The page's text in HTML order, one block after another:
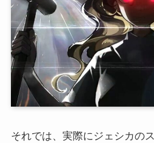
それでは、実際にジェシカの